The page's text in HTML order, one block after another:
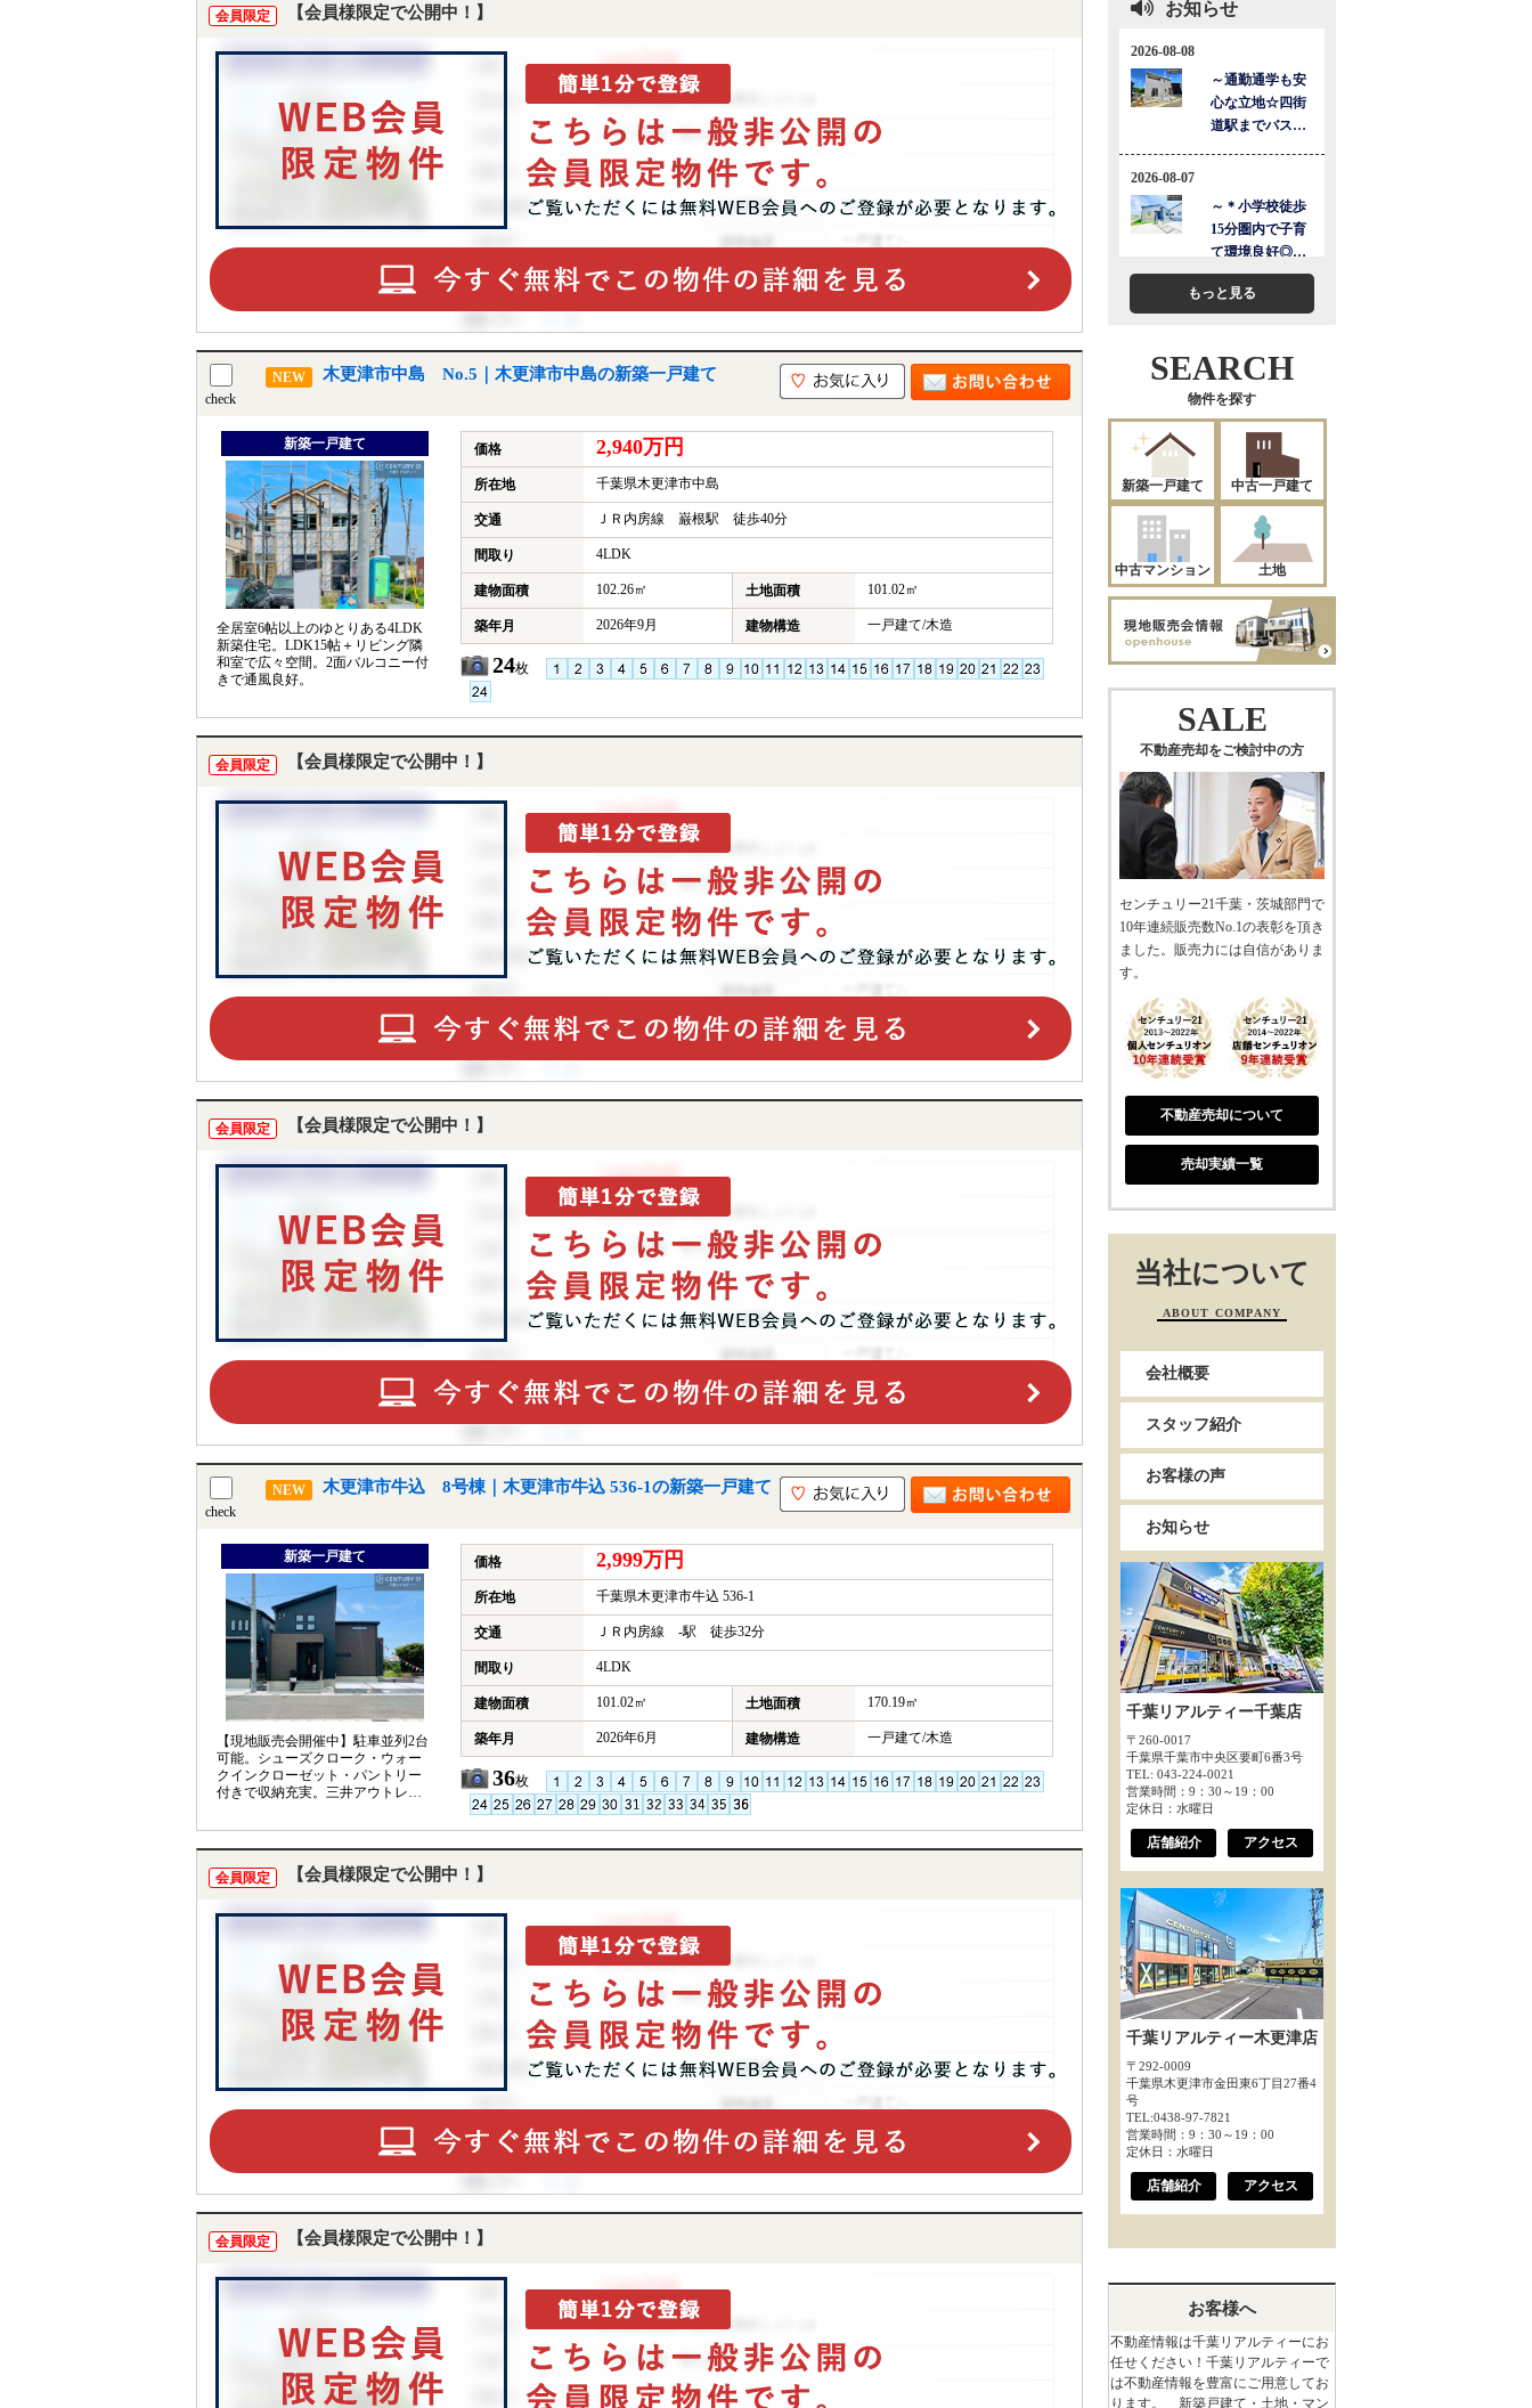
会員限定 【会員様限定で公開中！】
check
NEW 木更津市中島 No.5｜木更津市中島の新築一戸建て
新築一戸建て
全居室6帖以上のゆとりある4LDK
新築住宅。LDK15帖＋リビング隣
和室で広々空間。2面バルコニー付
きで通風良好。
価格 2,940万円
所在地 千葉県木更津市中島
交通 ＪＲ内房線 巌根駅 徒歩40分
間取り 4LDK
建物面積 102.26㎡ 土地面積 101.02㎡
築年月 2026年9月 建物構造 一戸建て/木造
24枚
会員限定 【会員様限定で公開中！】
会員限定 【会員様限定で公開中！】
check
NEW 木更津市牛込 8号棟｜木更津市牛込 536-1の新築一戸建て
新築一戸建て
【現地販売会開催中】駐車並列2台
可能。シューズクローク・ウォー
クインクローゼット・パントリー
付きで収納充実。三井アウトレッ
地です
価格 2,999万円
所在地 千葉県木更津市牛込 536-1
交通 ＪＲ内房線 -駅 徒歩32分
間取り 4LDK
建物面積 101.02㎡ 土地面積 170.19㎡
築年月 2026年6月 建物構造 一戸建て/木造
36枚
会員限定 【会員様限定で公開中！】
会員限定 【会員様限定で公開中！】
お知らせ
もっと見る
SEARCH
物件を探す
新築一戸建て 中古一戸建て
中古マンション 土地
SALE
不動産売却をご検討中の方
センチュリー21千葉・茨城部門で
10年連続販売数No.1の表彰を頂き
ました。販売力には自信がありま
す。
不動産売却について
売却実績一覧
当社について
ABOUT COMPANY
会社概要
スタッフ紹介
お客様の声
お知らせ
千葉リアルティー千葉店
〒260-0017
千葉県千葉市中央区要町6番3号
TEL: 043-224-0021
営業時間：9：30～19：00
定休日：水曜日
店舗紹介 アクセス
千葉リアルティー木更津店
〒292-0009
千葉県木更津市金田東6丁目27番4
号
TEL:0438-97-7821
営業時間：9：30～19：00
定休日：水曜日
店舗紹介 アクセス
お客様へ
不動産情報は千葉リアルティーにお
任せください！千葉リアルティーで
は不動産情報を豊富にご用意してお
ります。 新築戸建て・土地・マン